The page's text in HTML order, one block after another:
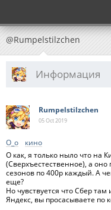
@Rumpelstilzchen
Информация
Rumpelstilzchen
05 Oct2019
О_о
кино
О как, я только ныло что на
(Сверхъестественное), а
сезонов по 400р каждый. А
еще?
Но чувствуется что Сбер
Яндекс, вы просасываете по